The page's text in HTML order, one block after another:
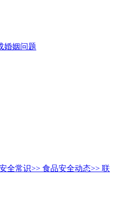
婚姻问题
全常识>> 食品安全动态>> 联